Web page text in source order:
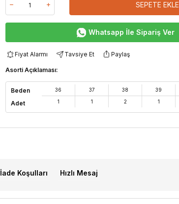
SEPETE EKLE
Whatsapp İle Sipariş Ver
Fiyat Alarmı Tavsiye Et Paylaş
Asorti Açıklaması:
Beden
Adet
36
1
37
1
38
2
39
1
İade Koşulları Hızlı Mesaj